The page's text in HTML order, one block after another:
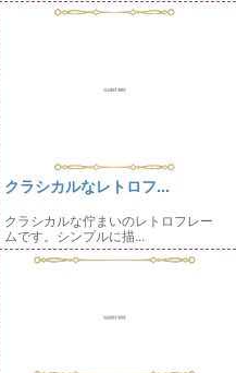
クラシカルなレトロフ...
クラシカルな佇まいのレトロフレー
ムです。シンプルに描...